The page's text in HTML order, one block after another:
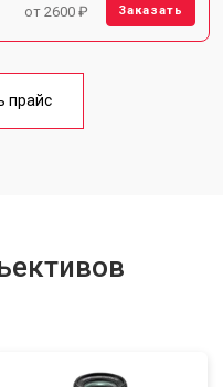
от 2600 ₽ Заказать
прайс